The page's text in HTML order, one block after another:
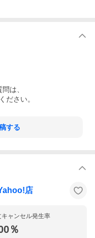
は、
ださい。
する
店
キャンセル発生率
％